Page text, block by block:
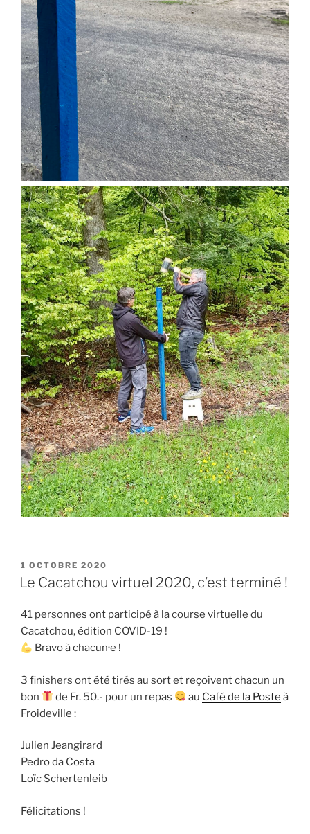
PUBLIÉ
LE
1 OCTOBRE 2020
Le Cacatchou virtuel 2020, c’est terminé !
41 personnes ont participé à la course virtuelle du
Cacatchou, édition COVID-19 !
Bravo à chacun·e !
3 finishers ont été tirés au sort et reçoivent chacun un
bon
de Fr. 50.- pour un repas au Café de la Poste à
Froideville :
Julien Jeangirard
Pedro da Costa
Loïc Schertenleib
Félicitations !